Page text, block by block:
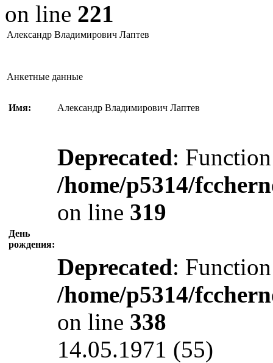
on line 221
Александр Владимирович Лаптев
Анкетные данные
Имя: Александр Владимирович Лаптев
День
рождения:
Deprecated:
/home/p5314/
on line 319
Deprecated:
/home/p5314/
on line 338
14.05.1971 (55)